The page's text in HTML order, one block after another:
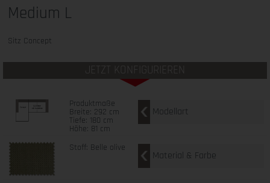
Medium L
Sitz Concept
JETZT KONFIGURIEREN
Produktmaße
Breite: 292 cm
Tiefe: 180 cm
Höhe: 81 cm
Modellart
Stoff: Belle olive
Material & Farbe